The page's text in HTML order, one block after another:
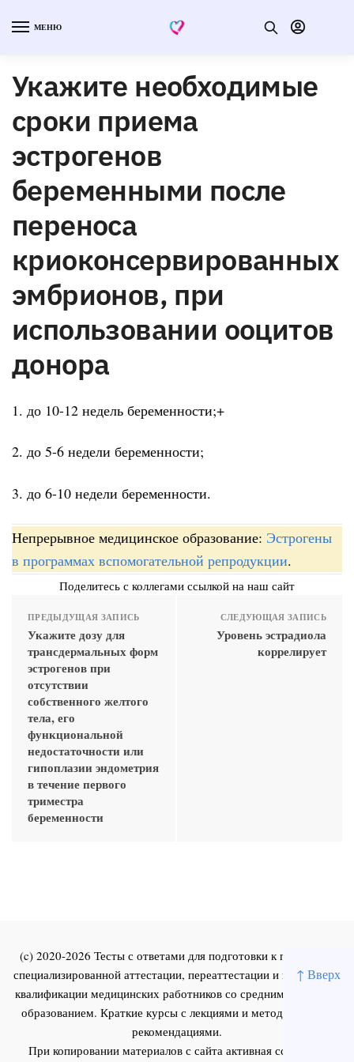
↑ Вверх
МЕНЮ
Укажите необходимые
сроки приема
эстрогенов
беременными после
переноса
криоконсервированных
эмбрионов, при
использовании ооцитов
донора
1. до 10-12 недель беременности;+
2. до 5-6 недели беременности;
3. до 6-10 недели беременности.
Непрерывное медицинское образование: Эстрогены
в программах вспомогательной репродукции.
Поделитесь с коллегами ссылкой на наш сайт
ПРЕДЫДУЩАЯ ЗАПИСЬ
Укажите дозу для
трансдермальных форм
эстрогенов при
отсутствии
собственного желтого
тела, его
функциональной
недостаточности или
гипоплазии эндометрия
в течение первого
триместра
беременности
СЛЕДУЮЩАЯ ЗАПИСЬ
Уровень эстрадиола
коррелирует
(c) 2020-2026 Тесты с ответами для подготовки к первичной
специализированной аттестации, переаттестации и повышения
квалификации медицинских работников со средним и высшим
образованием. Краткие курсы с лекциями и методическими
рекомендациями.
При копировании материалов с сайта активная ссылка на